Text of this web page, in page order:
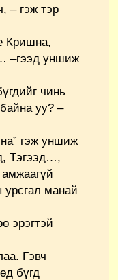
– гэж тэр
Кришна,
–гээд уншиж
чинь
уу? –
гэж уншиж
Тэгээд…,
манай
эрэгтэй
Гэвч
бүгд